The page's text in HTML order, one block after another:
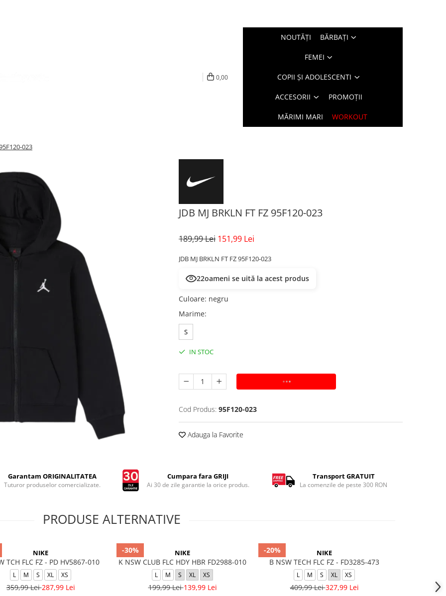
0,00
NOUTĂŢI BĂRBAŢI
FEMEI
COPII ȘI ADOLESCENTI
ACCESORII PROMOȚII
MĂRIMI MARI WORKOUT
023
JDB MJ BRKLN FT FZ 95F120-023
189,99 Lei 151,99 Lei
JDB MJ BRKLN FT FZ 95F120-023
22oameni se uită la acest produs
Culoare: negru
Marime:
S
IN STOC
ADAUGA IN COS
Cod Produs: 95F120-023
Adauga la Favorite
Garantam ORIGINALITATEA
Tuturor produselor comercializate.
Cumpara fara GRIJI
Ai 30 de zile garantie la orice produs.
Transport GRATUIT
La comenzile de peste 300 RON
PRODUSE ALTERNATIVE
NIKE
TCH FLC FZ - PD HV5867-010
L M S XL XS
359,99 Lei287,99 Lei
-30% NIKE
K NSW CLUB FLC HDY HBR FD2988-010
L M S XL XS
199,99 Lei139,99 Lei
-20% NIKE
B NSW TECH FLC FZ - FD3285-473
L M S XL XS
409,99 Lei327,99 Lei